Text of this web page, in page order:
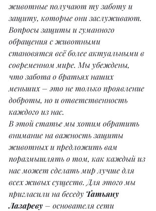
животные получают ту заботу и
защиту, которые они заслуживают.
Вопросы защиты и гуманного
обращения с животными
становятся всё более актуальными в
современном мире. Мы убеждены,
что забота о братьях наших
меньших – это не только проявление
доброты, но и ответственность
каждого из нас.
В этой статье мы хотим обратить
внимание на важность защиты
животных и предложить вам
поразмышлять о том, как каждый из
нас может сделать мир лучше для
всех живых существ. Для этого мы
пригласили на беседу Татьяну
Лазареву – основателя сети